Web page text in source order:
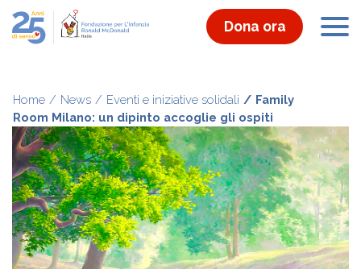
Dona ora
Home News Eventi e iniziative solidali
Family
Room Milano: un dipinto accoglie gli ospiti